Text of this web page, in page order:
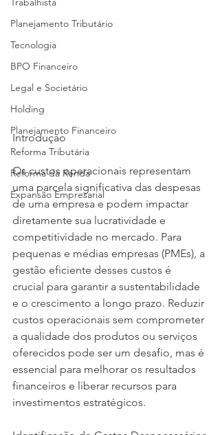
Planejamento Tributário
Tecnologia
BPO Financeiro
Legal e Societário
Holding
Planejamento Financeiro
Reforma Tributária
Reforma da Renda
Expansão Empresarial
Introdução
Os custos operacionais representam
uma parcela significativa das despesas
de uma empresa e podem impactar
diretamente sua lucratividade e
competitividade no mercado. Para
pequenas e médias empresas (PMEs), a
gestão eficiente desses custos é
crucial para garantir a sustentabilidade
e o crescimento a longo prazo. Reduzir
custos operacionais sem comprometer
a qualidade dos produtos ou serviços
oferecidos pode ser um desafio, mas é
essencial para melhorar os resultados
financeiros e liberar recursos para
investimentos estratégicos.